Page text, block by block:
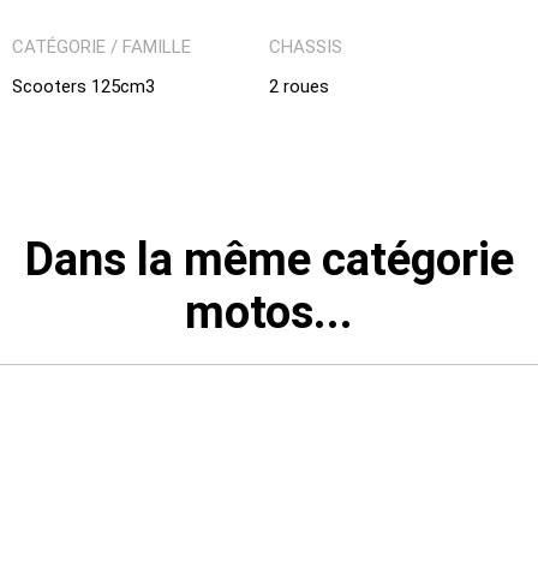
CATÉGORIE / FAMILLE
Scooters 125cm3
CHASSIS
2 roues
Dans la même catégorie
motos...